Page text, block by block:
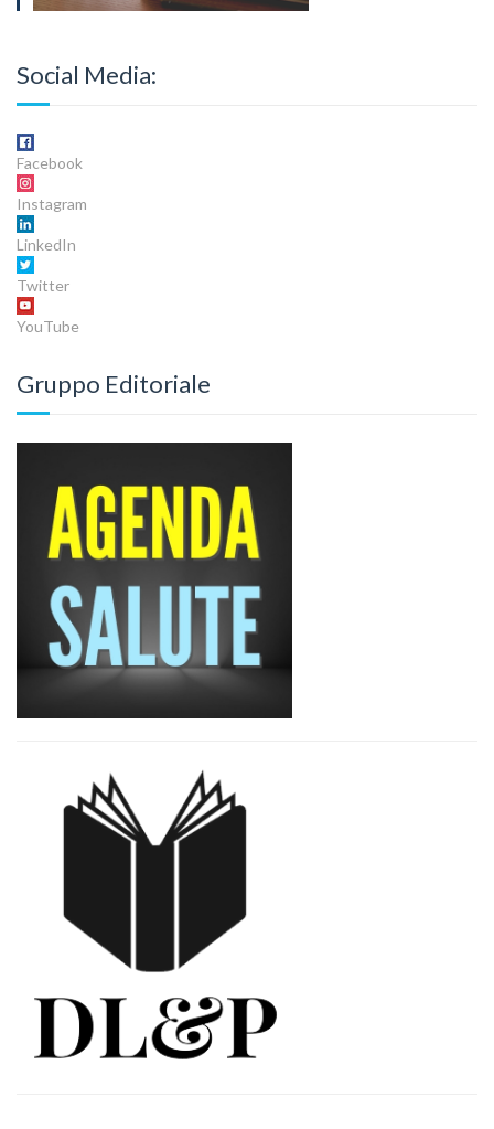
Social Media:
Facebook
Instagram
LinkedIn
Twitter
YouTube
Gruppo Editoriale